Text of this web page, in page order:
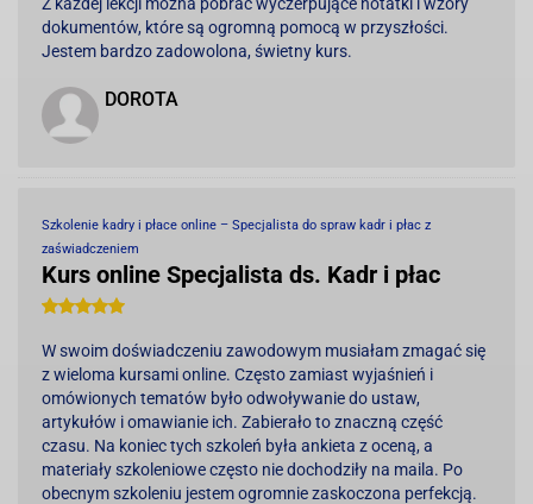
dokumentów, które są ogromną pomocą w przyszłości.
Jestem bardzo zadowolona, świetny kurs.
DOROTA
Szkolenie kadry i płace online – Specjalista do spraw kadr i płac z
zaświadczeniem
Kurs online Specjalista ds. Kadr i płac
W swoim doświadczeniu zawodowym musiałam zmagać się
z wieloma kursami online. Często zamiast wyjaśnień i
omówionych tematów było odwoływanie do ustaw,
artykułów i omawianie ich. Zabierało to znaczną część
czasu. Na koniec tych szkoleń była ankieta z oceną, a
materiały szkoleniowe często nie dochodziły na maila. Po
obecnym szkoleniu jestem ogromnie zaskoczona perfekcją.